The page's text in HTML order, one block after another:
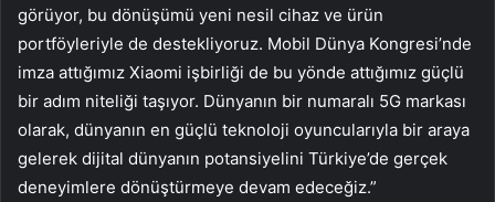
görüyor, bu dönüşümü yeni nesil cihaz ve ürün
portföyleriyle de destekliyoruz. Mobil Dünya Kongresi’nde
imza attığımız Xiaomi işbirliği de bu yönde attığımız güçlü
bir adım niteliği taşıyor. Dünyanın bir numaralı 5G markası
olarak, dünyanın en güçlü teknoloji oyuncularıyla bir araya
gelerek dijital dünyanın potansiyelini Türkiye’de gerçek
deneyimlere dönüştürmeye devam edeceğiz.”